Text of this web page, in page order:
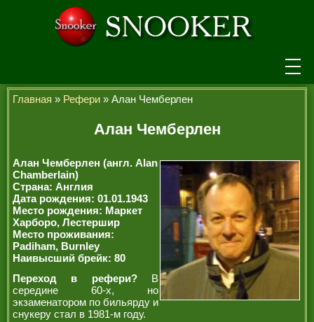
НОВОСТИ
ТУРНИРЫ
СЕНЧУРИ БРЕЙКИ
МАКСИМАЛЬНЫЕ БРЕЙКИ
ЧЕМПИОНЫ МИРА
ЛЕГЕНДЫ СНУКЕРА
РЕФЕРИ
Главная » Рефери » Алан Чемберлен
Алан Чемберлен
Алан Чемберлен (англ. Alan
Chamberlain)
Страна: Англия
Дата рождения: 01.01.1943
Место рождения: Маркет
Харборо, Лестершир
Место проживания:
Padiham, Burnley
Наивысший брейк: 80
Переход в рефери?В
середине 60-х, но
экзаменатором по бильярду и
снукеру стал в 1981-м году.